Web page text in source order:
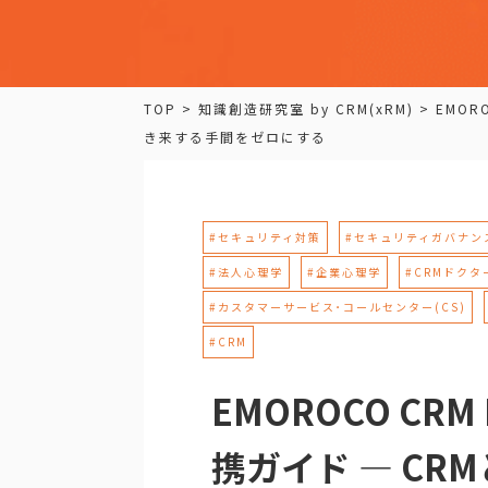
TOP > 知識創造研究室 by CRM(xRM) >
き来する手間をゼロにする
#セキュリティ対策 #セキュリティガバナン
#法人心理学 #企業心理学 #CRMドクタ
#カスタマーサービス･コールセンター(CS)
#CRM
EMOROCO
携ガイド —